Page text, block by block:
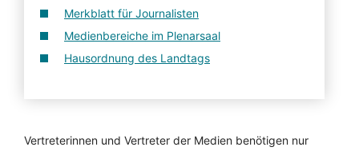
Merkblatt für Journalisten
Medienbereiche im Plenarsaal
Hausordnung des Landtags
Vertreterinnen und Vertreter der Medien benötigen nur